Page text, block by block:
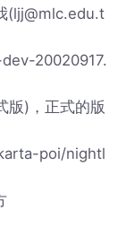
(ljj@mlc.edu.t
20020917.
版)，正式的版
poi/nightl